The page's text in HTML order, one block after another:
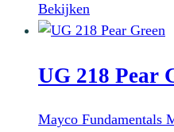
Bekijken
UG 218 Pear
Mayco Fundamentals